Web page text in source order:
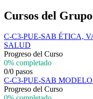
Cursos del Grupo
C-C3-PUE-SAB ÉTICA,
SALUD
Progreso del Curso
0% completado
0/0 pasos
C-C3-PUE-SAB
Progreso del Curso